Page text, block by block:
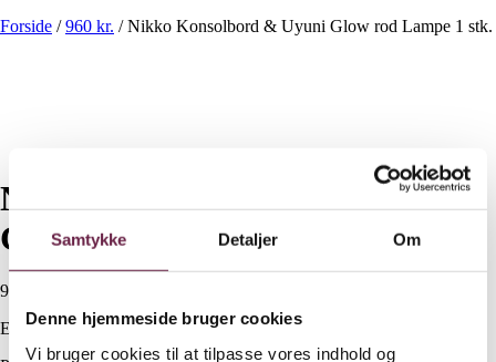
Samtykke Detaljer Om
Denne hjemmeside bruger cookies
Vi bruger cookies til at tilpasse vores indhold og
Forside /960 kr. /Nikko Konsolbord & Uyuni Glow rod Lampe 1 stk.
Nikko Konsolbord & Uyuni
Glow rod Lampe 1 stk.
960,00
Ekskl. moms